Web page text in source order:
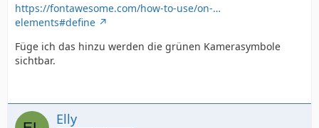
https://fontawesome.com/how-to-use/on-…
elements#define
Füge ich das hinzu werden die grünen Kamerasymbole
sichtbar.
Elly